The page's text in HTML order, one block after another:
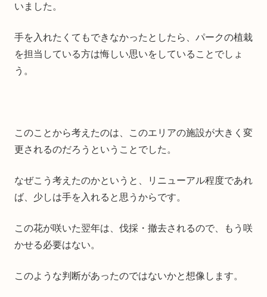
いました。
手を入れたくてもできなかったとしたら、パークの植栽
を担当している方は悔しい思いをしていることでしょ
う。
このことから考えたのは、このエリアの施設が大きく変
更されるのだろうということでした。
なぜこう考えたのかというと、リニューアル程度であれ
ば、少しは手を入れると思うからです。
この花が咲いた翌年は、伐採・撤去されるので、もう咲
かせる必要はない。
このような判断があったのではないかと想像します。